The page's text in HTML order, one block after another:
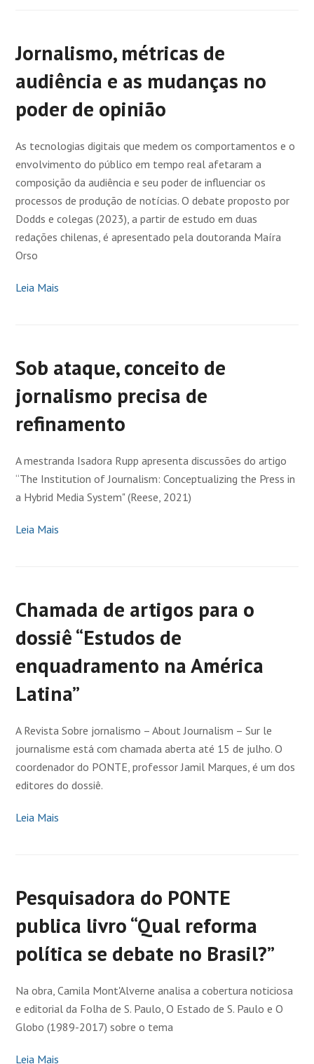
Jornalismo, métricas de
audiência e as mudanças no
poder de opinião
As tecnologias digitais que medem os comportamentos e o
envolvimento do público em tempo real afetaram a
composição da audiência e seu poder de influenciar os
processos de produção de notícias. O debate proposto por
Dodds e colegas (2023), a partir de estudo em duas
redações chilenas, é apresentado pela doutoranda Maíra
Orso
Leia Mais
Sob ataque, conceito de
jornalismo precisa de
refinamento
A mestranda Isadora Rupp apresenta discussões do artigo
“The Institution of Journalism: Conceptualizing the Press in
a Hybrid Media System" (Reese, 2021)
Leia Mais
Chamada de artigos para o
dossiê “Estudos de
enquadramento na América
Latina”
A Revista Sobre jornalismo – About Journalism – Sur le
journalisme está com chamada aberta até 15 de julho. O
coordenador do PONTE, professor Jamil Marques, é um dos
editores do dossiê.
Leia Mais
Pesquisadora do PONTE
publica livro “Qual reforma
política se debate no Brasil?”
Na obra, Camila Mont'Alverne analisa a cobertura noticiosa
e editorial da Folha de S. Paulo, O Estado de S. Paulo e O
Globo (1989-2017) sobre o tema
Leia Mais